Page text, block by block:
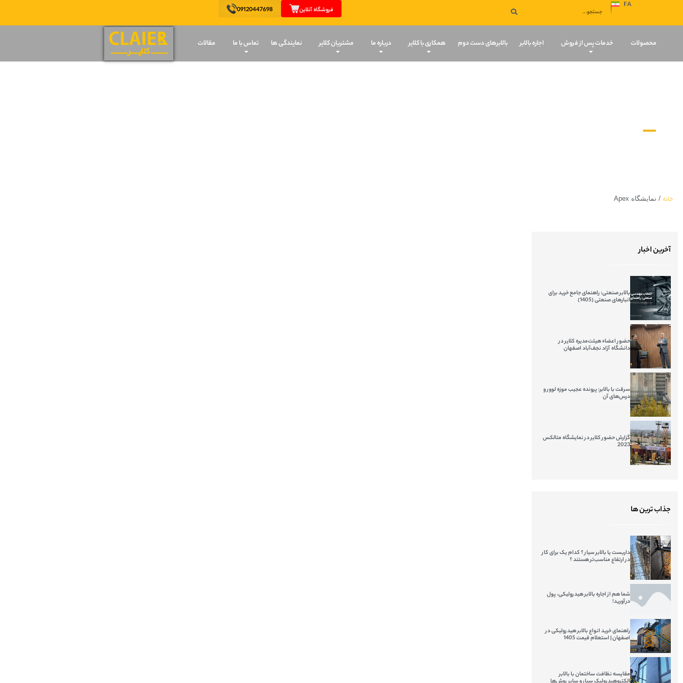
FA
فروشگاه آنلاین 09120447698
صفحه نخست
محصولات خدمات پس از فروش اجاره بالابر بالابرهای دست دوم همکاری با کلایر درباره ما مشتریان کلایر نمایندگی ها تماس با ما مقالات
خانه / نمایشگاه Apex
آخرین اخبار
بالابر صنعتی: راهنمای جامع خرید برای
انبارهای صنعتی (1405)
حضور اعضاء هیئت‌مدیره کلایر در
دانشگاه آزاد نجف‌آباد اصفهان
سرقت با بالابر: پرونده عجیب موزه لوور و
درس‌های آن
گزارش حضور کلایر در نمایشگاه متالکس
2023
جذاب ترین ها
داربست یا بالابر سیار ؟ کدام یک برای کار
در ارتفاع مناسب‌تر هستند ؟
شما هم از اجاره بالابر هیدرولیکی، پول
درآورید!
راهنمای خرید انواع بالابر هیدرولیکی در
اصفهان | استعلام قیمت 1405
مقایسه نظافت ساختمان با بالابر